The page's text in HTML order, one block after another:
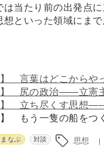
は当たり前の出発点
想といった領域にま
】 言葉はどこからや
】 尻の政治――立憲
】 立ち尽くす思想
】 もう一隻の船をつ
まなぶ 対談 思想